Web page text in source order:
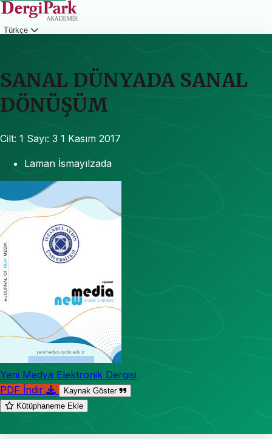
Türkçe
SANAL DÜNYADA SANAL
DÖNÜŞÜM
Cilt: 1 Sayı: 3 1 Kasım 2017
Laman İsmayılzada
Yeni Medya Elektronik Dergisi
PDF İndir
Kaynak Göster
Kütüphaneme Ekle